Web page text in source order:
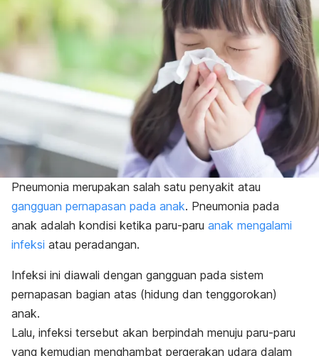
Pneumonia merupakan salah satu penyakit atau
gangguan pernapasan pada anak. Pneumonia pada
anak adalah kondisi ketika paru-paru anak mengalami
infeksi atau peradangan.
Infeksi ini diawali dengan gangguan pada sistem
pernapasan bagian atas (hidung dan tenggorokan)
anak.
Lalu, infeksi tersebut akan berpindah menuju paru-paru
yang kemudian menghambat pergerakan udara dalam